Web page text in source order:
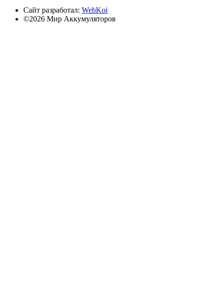
Сайт разработал: WebKoi
©2026 Мир Аккумуляторов